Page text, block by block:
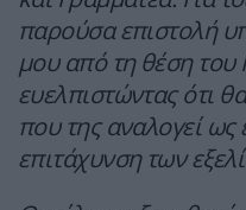
παρούσα επιστολή
μου από τη θέση του
ευελπιστώντας ότι
που της αναλογεί ως
επιτάχυνση των